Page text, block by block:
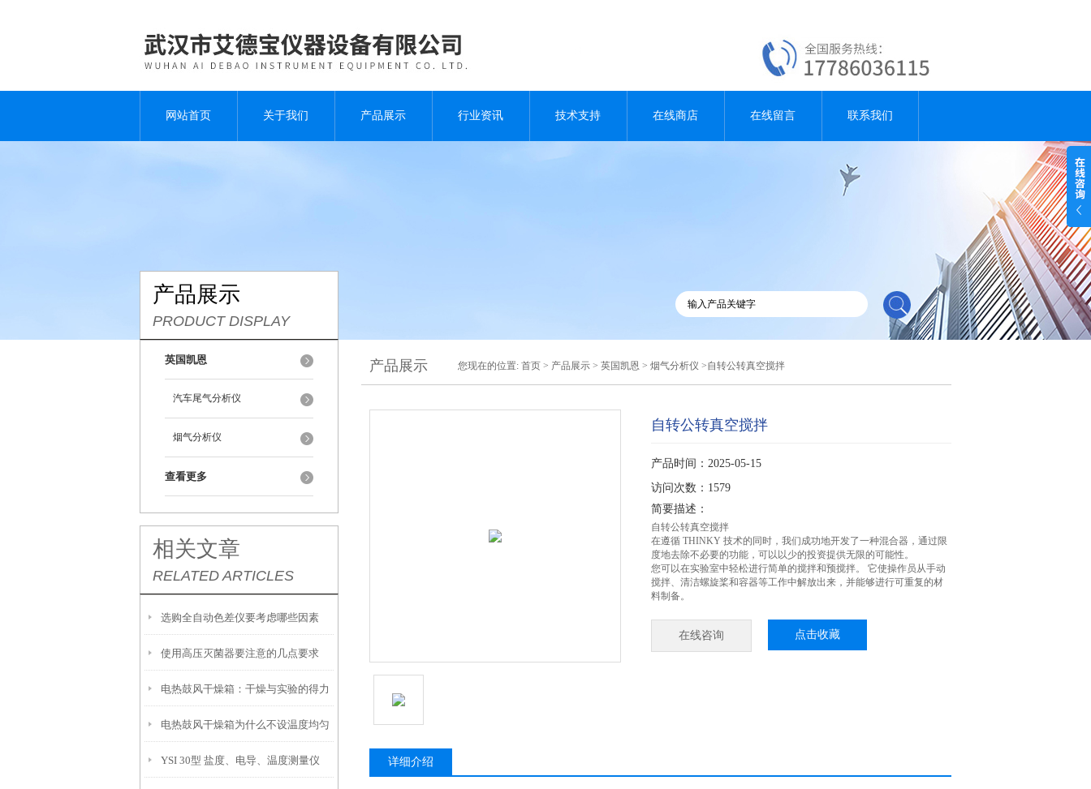
网站首页 关于我们 产品展示 行业资讯 技术支持 在线商店 在线留言 联系我们
产品展示
PRODUCT DISPLAY
英国凯恩
汽车尾气分析仪
烟气分析仪
查看更多
相关文章
RELATED ARTICLES
选购全自动色差仪要考虑哪些因素
使用高压灭菌器要注意的几点要求
电热鼓风干燥箱：干燥与实验的得力
伙伴
电热鼓风干燥箱为什么不设温度均匀
度参数？
YSI 30型 盐度、电导、温度测量仪
产品展示 您现在的位置: 首页 > 产品展示 > 英国凯恩 > 烟气分析仪 >自转公转真空搅拌
自转公转真空搅拌
产品时间：2025-05-15
访问次数：1579
简要描述：
自转公转真空搅拌
在遵循 THINKY 技术的同时，我们成功地开发了一种混合器，通过限
度地去除不必要的功能，可以以少的投资提供无限的可能性。
您可以在实验室中轻松进行简单的搅拌和预搅拌。 它使操作员从手动
搅拌、清洁螺旋桨和容器等工作中解放出来，并能够进行可重复的材
料制备。
在线咨询 点击收藏
详细介绍